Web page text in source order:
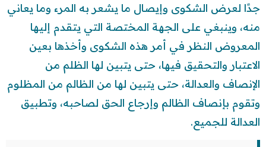
جدًا لعرض الشكوى وإيصال ما يشعر به المرء وما يعاني
منه، وينبغي على الجهة المختصة التي يتقدم إليها
المعروض النظر في أمر هذه الشكوى وأخذها بعين
الاعتبار والتحقيق فيها، حتى يتبين لها الظلم من
الإنصاف والعدالة، حتى يتبين لها من الظالم من المظلوم
وتقوم بإنصاف الظالم وإرجاع الحق لصاحبه، وتطبيق
العدالة للجميع.